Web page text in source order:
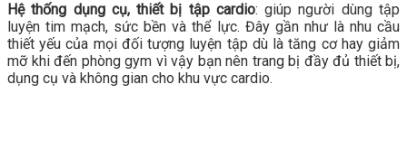
Hệ thống dụng cụ, thiết bị tập cardio: giúp người dùng tập
luyện tim mạch, sức bền và thể lực. Đây gần như là nhu cầu
thiết yếu của mọi đối tượng luyện tập dù là tăng cơ hay giảm
mỡ khi đến phòng gym vì vậy bạn nên trang bị đầy đủ thiết bị,
dụng cụ và không gian cho khu vực cardio.